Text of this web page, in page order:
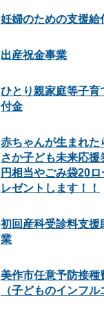
妊婦のための支援給
出産祝金事業
ひとり親家庭等子育
付金
赤ちゃんが生まれた
さか子ども未来応援
円相当やごみ袋20
レゼントします！！
初回産科受診料支援
業
美作市任意予防接種
（子どものインフル